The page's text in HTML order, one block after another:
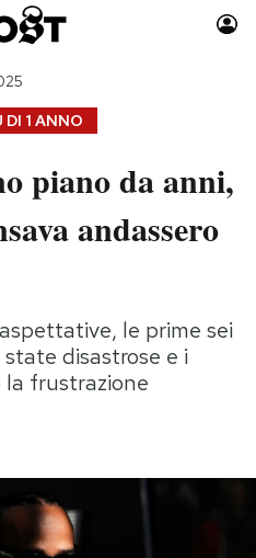
Auto
Moda
Consumismi
Media
Europa
DI 1 ANNO
piano da anni,
andassero
le prime sei
state disastrose e i
frustrazione